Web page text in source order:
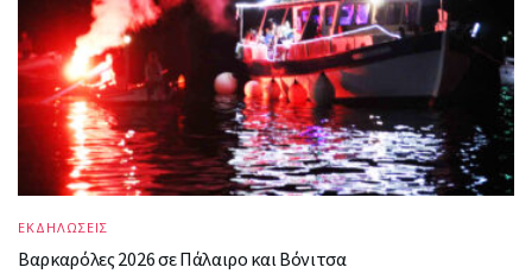
ΕΚΔΗΛΩΣΕΙΣ
Βαρκαρόλες 2026 σε Πάλαιρο και Βόνιτσα